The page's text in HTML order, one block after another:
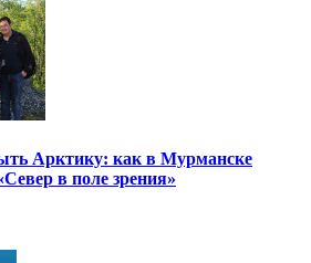
Арктику: как в Мурманске
в поле зрения»